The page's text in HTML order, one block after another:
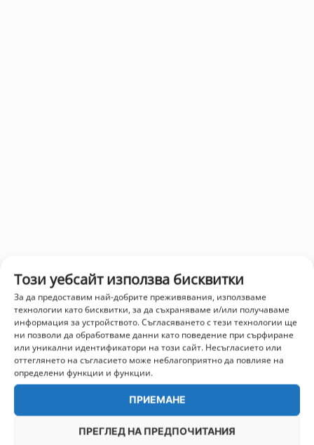
Този уебсайт използва бисквитки
За да предоставим най-добрите преживявания, използваме
технологии като бисквитки, за да съхраняваме и/или получаваме
информация за устройството. Съгласяването с тези технологии ще
ни позволи да обработваме данни като поведение при сърфиране
или уникални идентификатори на този сайт. Несъгласието или
оттеглянето на съгласието може неблагоприятно да повлияе на
определени функции и функции.
ПРИЕМАНЕ
ПРЕГЛЕД НА ПРЕДПОЧИТАНИЯ